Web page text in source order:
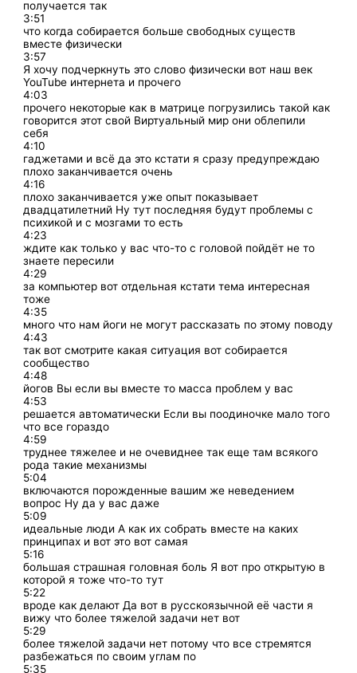
получается так
3:51
что когда собирается больше свободных существ
вместе физически
3:57
Я хочу подчеркнуть это слово физически вот наш век
YouTube интернета и прочего
4:03
прочего некоторые как в матрице погрузились такой как
говорится этот свой Виртуальный мир они облепили
себя
4:10
гаджетами и всё да это кстати я сразу предупреждаю
плохо заканчивается очень
4:16
плохо заканчивается уже опыт показывает
двадцатилетний Ну тут последняя будут проблемы с
психикой и с мозгами то есть
4:23
ждите как только у вас что-то с головой пойдёт не то
знаете пересили
4:29
за компьютер вот отдельная кстати тема интересная
тоже
4:35
много что нам йоги не могут рассказать по этому поводу
4:43
так вот смотрите какая ситуация вот собирается
сообщество
4:48
йогов Вы если вы вместе то масса проблем у вас
4:53
решается автоматически Если вы поодиночке мало того
что все гораздо
4:59
труднее тяжелее и не очевиднее так еще там всякого
рода такие механизмы
5:04
включаются порожденные вашим же неведением
вопрос Ну да у вас даже
5:09
идеальные люди А как их собрать вместе на каких
принципах и вот это вот самая
5:16
большая страшная головная боль Я вот про открытую в
которой я тоже что-то тут
5:22
вроде как делают Да вот в русскоязычной её части я
вижу что более тяжелой задачи нет вот
5:29
более тяжелой задачи нет потому что все стремятся
разбежаться по своим углам по
5:35